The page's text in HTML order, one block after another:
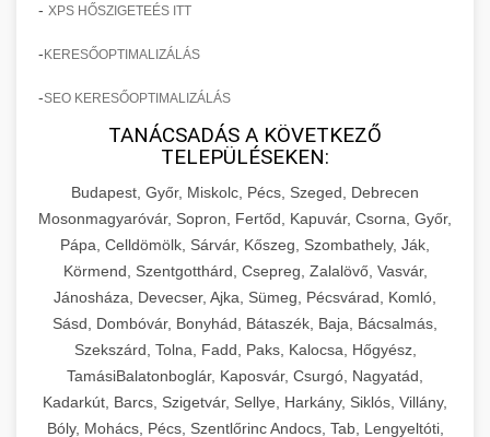
- XPS HŐSZIGETEÉS ITT
- KERESŐOPTIMALIZÁLÁS
-SEO KERESŐOPTIMALIZÁLÁS
TANÁCSADÁS A KÖVETKEZŐ
TELEPÜLÉSEKEN:
Budapest, Győr, Miskolc, Pécs, Szeged, Debrecen
Mosonmagyaróvár, Sopron, Fertőd, Kapuvár, Csorna, Győr,
Pápa, Celldömölk, Sárvár, Kőszeg, Szombathely, Ják,
Körmend, Szentgotthárd, Csepreg, Zalalövő, Vasvár,
Jánosháza, Devecser, Ajka, Sümeg, Pécsvárad, Komló,
Sásd, Dombóvár, Bonyhád, Bátaszék, Baja, Bácsalmás,
Szekszárd, Tolna, Fadd, Paks, Kalocsa, Hőgyész,
TamásiBalatonboglár, Kaposvár, Csurgó, Nagyatád,
Kadarkút, Barcs, Szigetvár, Sellye, Harkány, Siklós, Villány,
Bóly, Mohács, Pécs, Szentlőrinc Andocs, Tab, Lengyeltóti,